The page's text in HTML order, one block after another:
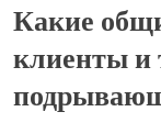
Какие
клиенты и